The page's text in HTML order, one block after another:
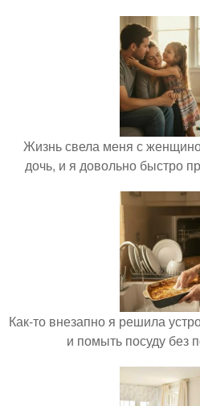
Жизнь свела меня с
дочь, и я довольно быстро
Как-то внезапно я решила
и помыть посуду без